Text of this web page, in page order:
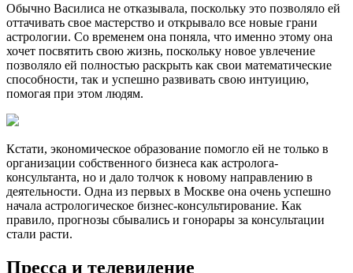
Обычно Василиса не отказывала, поскольку это позволяло ей
оттачивать свое мастерство и открывало все новые грани
астрологии. Со временем она поняла, что именно этому она
хочет посвятить свою жизнь, поскольку новое увлечение
позволяло ей полностью раскрыть как свои математические
способности, так и успешно развивать свою интуицию,
помогая при этом людям.
Кстати, экономическое образование помогло ей не только в
организации собственного бизнеса как астролога-
консультанта, но и дало толчок к новому направлению в
деятельности. Одна из первых в Москве она очень успешно
начала астрологическое бизнес-консультирование. Как
правило, прогнозы сбывались и гонорары за консультации
стали расти.
Пресса и телевидение